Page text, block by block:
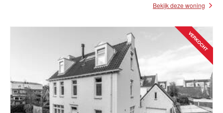
Bekijk deze woning